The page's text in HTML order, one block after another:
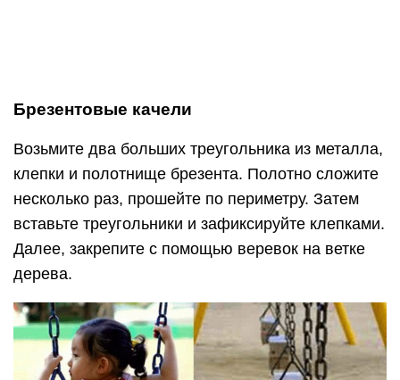
Качели из дерева на опорах
Следует подготовить следующие материалы: